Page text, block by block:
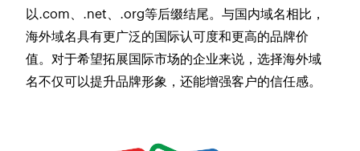
以.com、.net、.org等后缀结尾。与国内域名相比，
海外域名具有更广泛的国际认可度和更高的品牌价
值。对于希望拓展国际市场的企业来说，选择海外域
名不仅可以提升品牌形象，还能增强客户的信任感。